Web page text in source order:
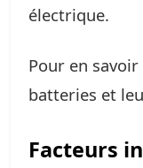
électrique.
Pour en
batteries et
Facteurs